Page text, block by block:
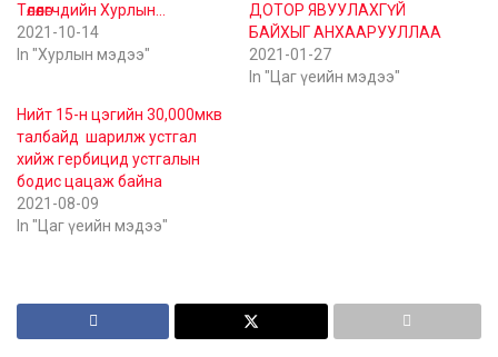
Төлөөлөгчдийн Хурлын…
2021-10-14
In "Хурлын мэдээ"
ДОТОР ЯВУУЛАХГҮЙ
БАЙХЫГ АНХААРУУЛЛАА
2021-01-27
In "Цаг үеийн мэдээ"
Нийт 15-н цэгийн 30,000мкв
талбайд шарилж устгал
хийж гербицид устгалын
бодис цацаж байна
2021-08-09
In "Цаг үеийн мэдээ"